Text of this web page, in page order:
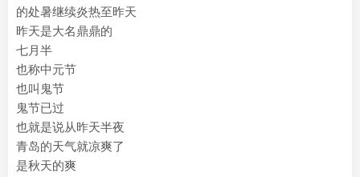
的处暑继续炎热至昨天
昨天是大名鼎鼎的
七月半
也称中元节
也叫鬼节
鬼节已过
也就是说从昨天半夜
青岛的天气就凉爽了
是秋天的爽